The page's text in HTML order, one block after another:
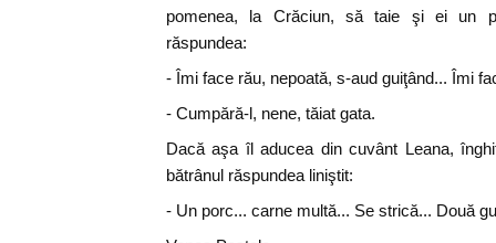
pomenea, la Crăciun, să taie şi ei un
răspundea:
- Îmi face rău, nepoată, s-aud guiţând... Îmi
- Cumpără-l, nene, tăiat gata.
Dacă aşa îl aducea din cuvânt Leana,
bătrânul răspundea liniştit:
- Un porc... carne multă... Se strică... Două